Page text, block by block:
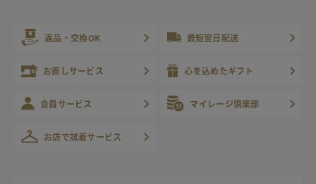
返品・交換OK 最短翌日配送
お直しサービス 心を込めたギフト
会員サービス マイレージ倶楽部
お店で試着サービス